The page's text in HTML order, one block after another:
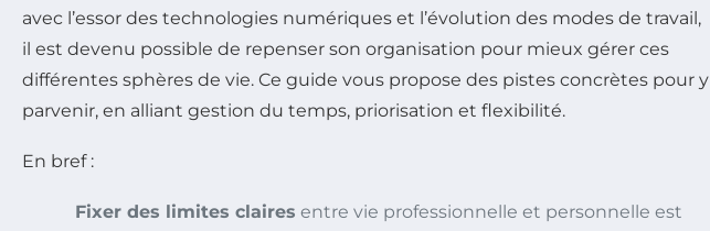
avec l’essor des technologies numériques et l’évolution des modes de travail,
il est devenu possible de repenser son organisation pour mieux gérer ces
différentes sphères de vie. Ce guide vous propose des pistes concrètes pour y
parvenir, en alliant gestion du temps, priorisation et flexibilité.
En bref :
Fixer des limites claires entre vie professionnelle et personnelle est